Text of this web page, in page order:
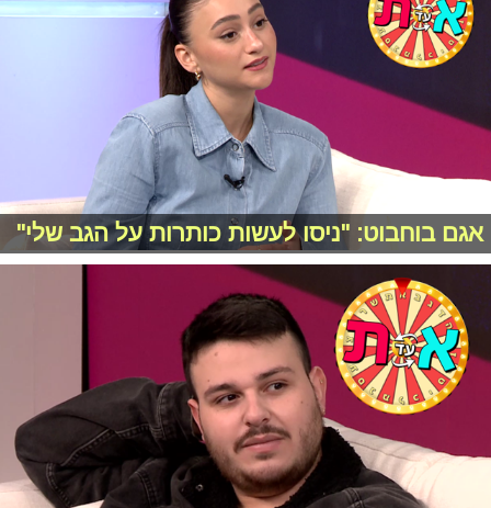
אגם בוחבוט: "ניסו לעשות כותרות על הגב שלי"